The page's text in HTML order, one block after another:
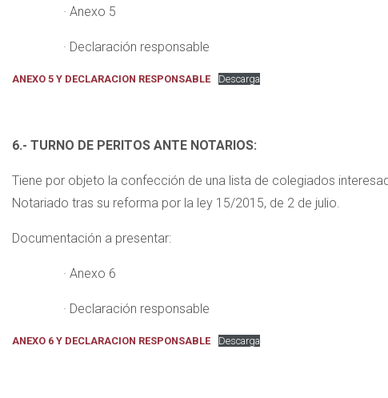
· Anexo 5
· Declaración responsable
ANEXO 5 Y DECLARACION RESPONSABLE Descarga
6.- TURNO DE PERITOS ANTE NOTARIOS:
Tiene por objeto la confección de una lista de colegiados
Notariado tras su reforma por la ley 15/2015, de 2 de julio.
Documentación a presentar:
· Anexo 6
· Declaración responsable
ANEXO 6 Y DECLARACION RESPONSABLE Descarga